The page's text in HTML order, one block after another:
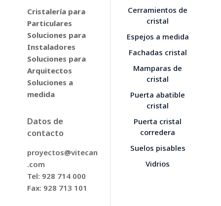
Cristalería para
Particulares
Soluciones para
Instaladores
Soluciones para
Arquitectos
Soluciones a
medida
Datos de
contacto
proyectos@vitecan
.com
Tel: 928 714 000
Fax: 928 713 101
Cerramientos de
cristal
Espejos a medida
Fachadas cristal
Mamparas de
cristal
Puerta abatible
cristal
Puerta cristal
corredera
Suelos pisables
Vidrios